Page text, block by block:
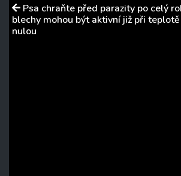
Psa chraňte před parazity po celý
blechy mohou být aktivní již při
nulou